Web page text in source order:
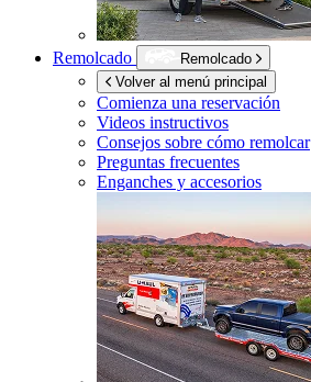
Remolcado
Remolcado
Volver al menú principal
Comienza una reservación
Videos instructivos
Consejos sobre cómo remolcar
Preguntas frecuentes
Enganches y accesorios